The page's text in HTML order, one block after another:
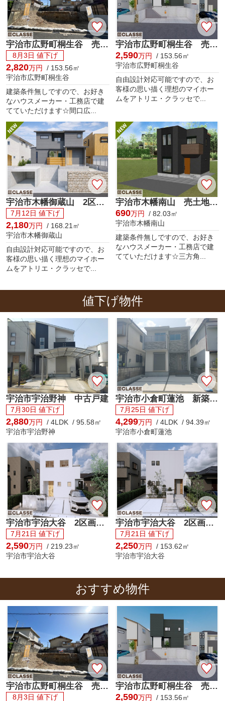
宇治市広野町桐生谷 売土地 建築条件無し
8月3日 値下げ
2,820万円
/ 153.56㎡
宇治市広野町桐生谷
建築条件無しですので、お好き
なハウスメーカー・工務店で建
てていただけます☆間口広...
宇治市広野町桐生谷 売土地 建築条件付き
2,590万円
/ 153.56㎡
宇治市広野町桐生谷
自由設計対応可能ですので、お
客様の思い描く理想のマイホー
ムをアトリエ・クラッセで...
宇治市木幡御蔵山 2区画A号地 売土地 建築条件付き
7月12日 値下げ
2,180万円
/ 168.21㎡
宇治市木幡御蔵山
自由設計対応可能ですので、お
客様の思い描く理想のマイホー
ムをアトリエ・クラッセで...
宇治市木幡南山 売土地 建築条件無し
690万円
/ 82.03㎡
宇治市木幡南山
建築条件無しですので、お好き
なハウスメーカー・工務店で建
てていただけます☆三方角...
値下げ物件
宇治市宇治野神 中古戸建
7月30日 値下げ
2,880万円
/ 4LDK / 95.58㎡
宇治市宇治野神
宇治市小倉町蓮池 新築戸建
7月25日 値下げ
4,299万円
/ 4LDK / 94.39㎡
宇治市小倉町蓮池
宇治市宇治大谷 2区画A号地 売土地 建築条件付き
7月21日 値下げ
2,590万円
/ 219.23㎡
宇治市宇治大谷
宇治市宇治大谷 2区画B号地 売土地 建築条件付き
7月21日 値下げ
2,250万円
/ 153.62㎡
宇治市宇治大谷
おすすめ物件
宇治市広野町桐生谷 売土地 建築条件無し
8月3日 値下げ
宇治市広野町桐生谷 売土地 建築条件付き
2,590万円 / 153.56㎡